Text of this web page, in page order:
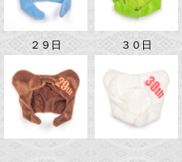
２９日 ３０日